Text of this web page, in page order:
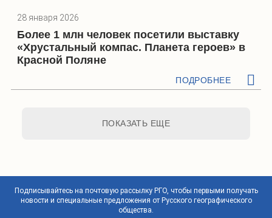
28 января 2026
Более 1 млн человек посетили выставку
«Хрустальный компас. Планета героев» в
Красной Поляне
ПОДРОБНЕЕ
ПОКАЗАТЬ ЕЩЕ
Подписывайтесь на почтовую рассылку РГО, чтобы первыми получать
новости и специальные предложения от Русского географического
общества.